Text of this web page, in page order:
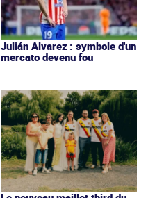
Julián Alvarez : symbole d'un
mercato devenu fou